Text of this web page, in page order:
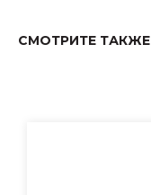
СМОТРИТЕ ТАКЖЕ